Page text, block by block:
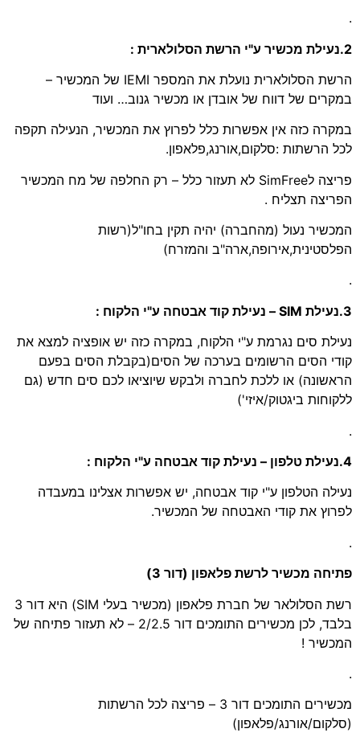
.
2.נעילת מכשיר ע"י הרשת הסלולארית :
הרשת הסלולארית נועלת את המספר IEMI של המכשיר –
במקרים של דווח של אובדן או מכשיר גנוב… ועוד
במקרה כזה אין אפשרות כלל לפרוץ את המכשיר, הנעילה תקפה
לכל הרשתות :סלקום,אורנג,פלאפון.
פריצה לSimFree לא תעזור כלל – רק החלפה של מח המכשיר
הפריצה תצליח .
המכשיר נעול (מהחברה) יהיה תקין בחו"ל(רשות
הפלסטינית,אירופה,ארה"ב והמזרח)
.
3.נעילת SIM – נעילת קוד אבטחה ע"י הלקוח :
נעילת סים נגרמת ע"י הלקוח, במקרה כזה יש אופציה למצא את
קודי הסים הרשומים בערכה של הסים(בקבלת הסים בפעם
הראשונה) או ללכת לחברה ולבקש שיוציאו לכם סים חדש (גם
ללקוחות ביגטוק/איזי')
.
4.נעילת טלפון – נעילת קוד אבטחה ע"י הלקוח :
נעילה הטלפון ע"י קוד אבטחה, יש אפשרות אצלינו במעבדה
לפרוץ את קודי האבטחה של המכשיר.
.
פתיחה מכשיר לרשת פלאפון (דור 3)
רשת הסלולאר של חברת פלאפון (מכשיר בעלי SIM) היא דור 3
בלבד, לכן מכשירים התומכים דור 2/2.5 – לא תעזור פתיחה של
המכשיר !
.
מכשירים התומכים דור 3 – פריצה לכל הרשתות
(סלקום/אורנג/פלאפון)